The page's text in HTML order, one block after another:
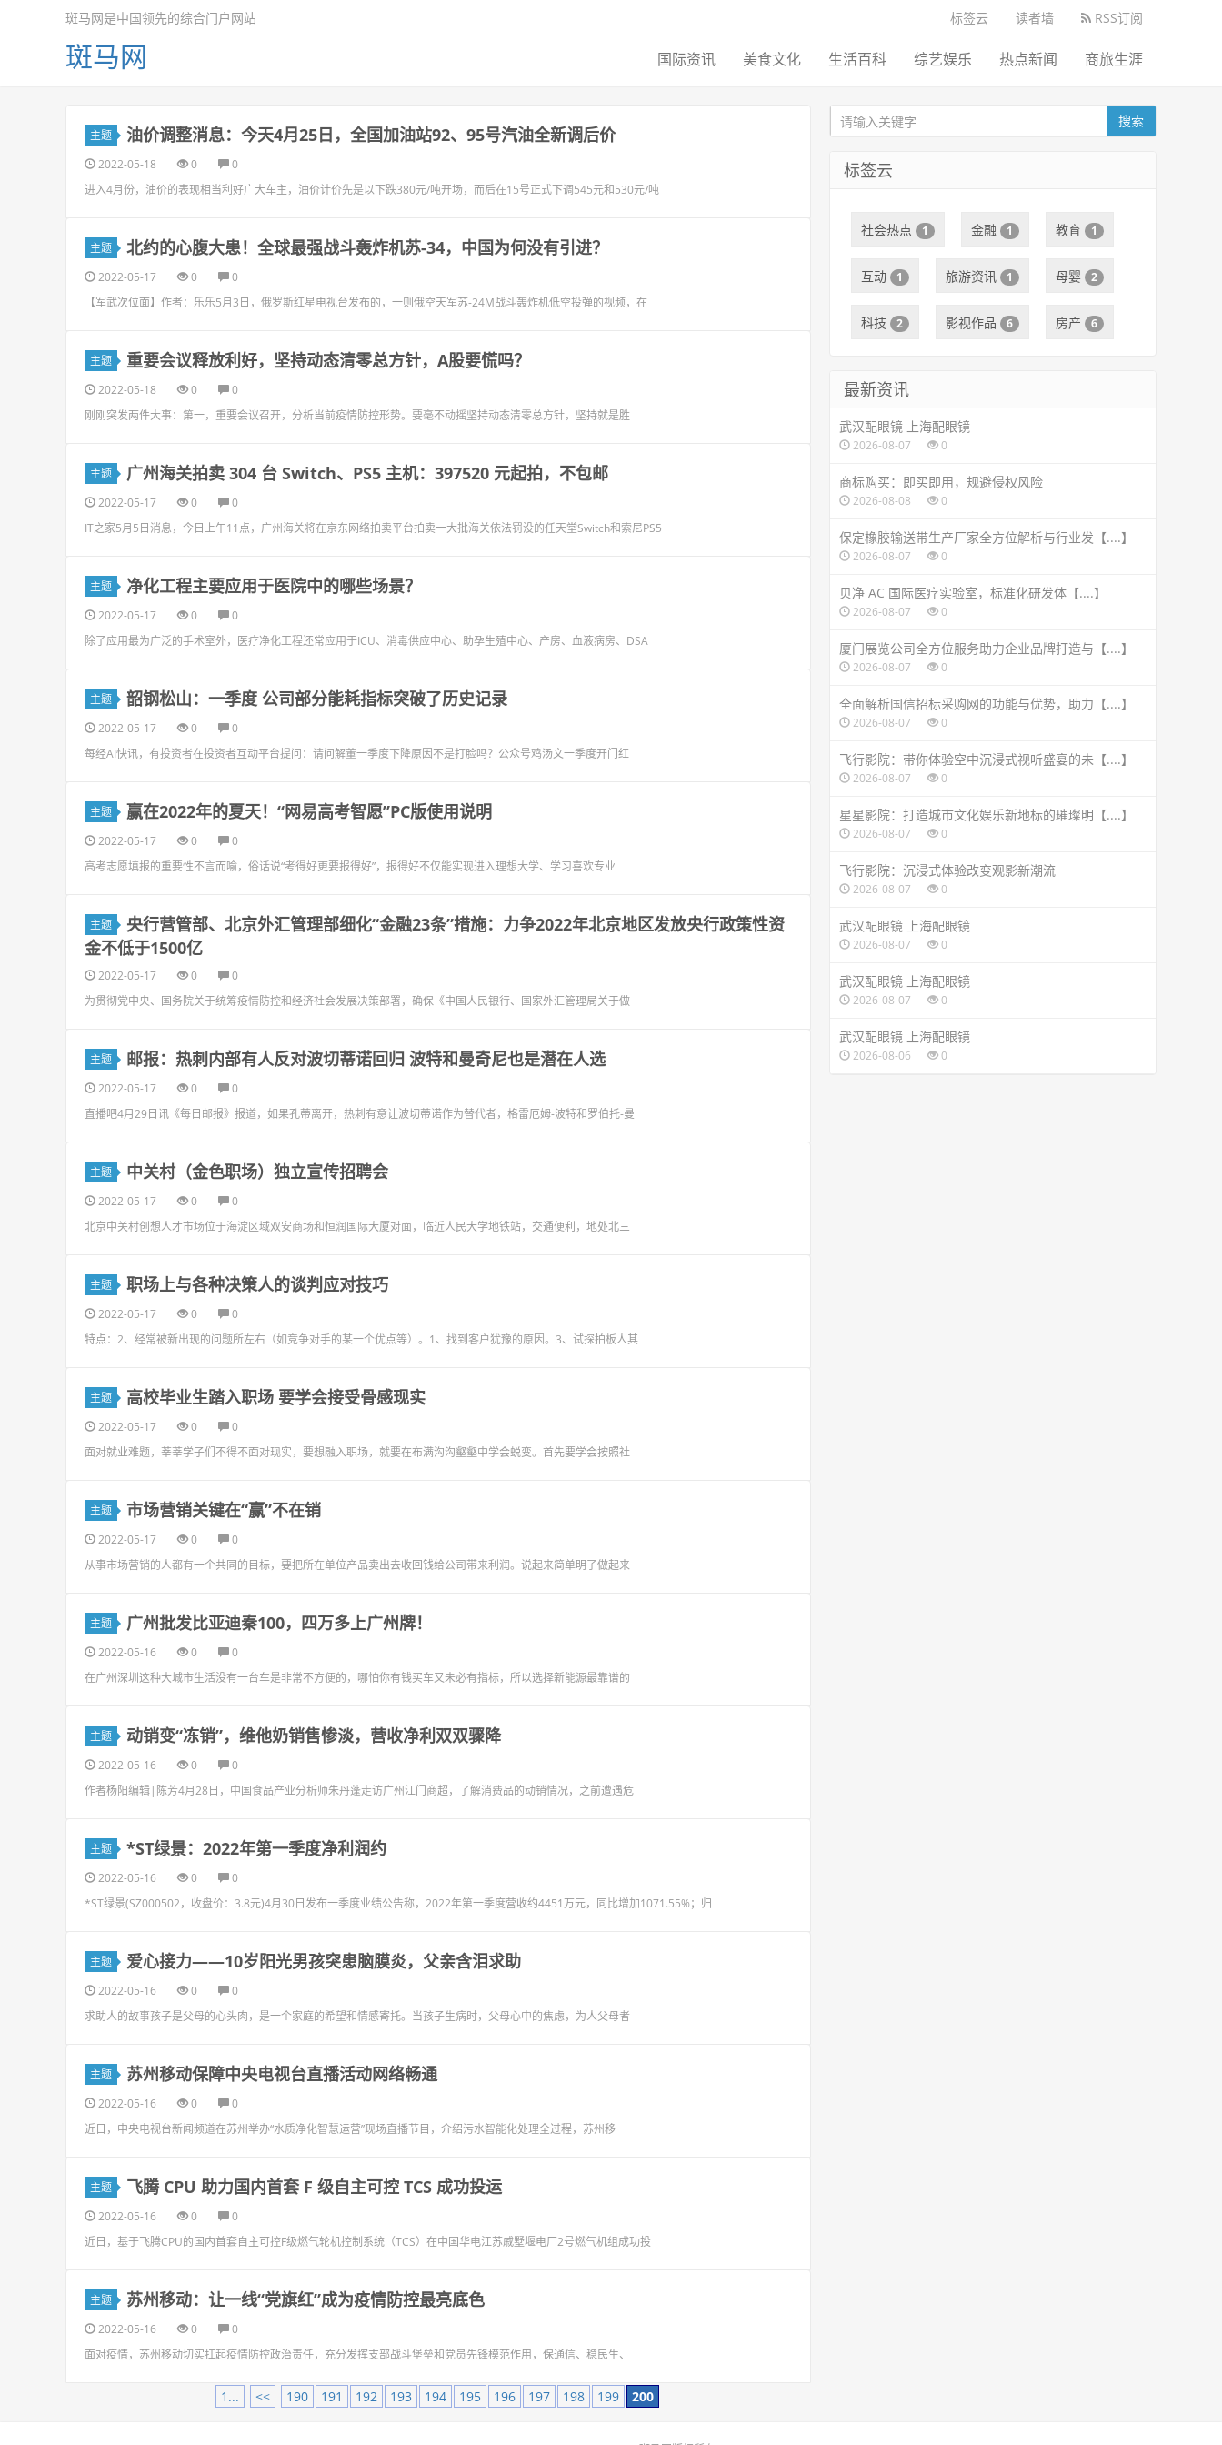
标签云 读者墙 RSS订阅
斑马网是中国领先的综合门户网站
斑马网 国际资讯 美食文化 生活百科 综艺娱乐 热点新闻 商旅生涯
主题 油价调整消息：今天4月25日，全国加油站92、95号汽油全新调后价
2022-05-18 0
0
进入4月份，油价的表现相当利好广大车主，油价计价先是以下跌380元/吨开场，而后在15号正式下调545元和530元/吨
主题 北约的心腹大患！全球最强战斗轰炸机苏-34，中国为何没有引进？
2022-05-17 0
0
【军武次位面】作者：乐乐5月3日，俄罗斯红星电视台发布的，一则俄空天军苏-24M战斗轰炸机低空投弹的视频，在
主题 重要会议释放利好，坚持动态清零总方针，A股要慌吗？
2022-05-18 0
0
刚刚突发两件大事：第一，重要会议召开，分析当前疫情防控形势。要毫不动摇坚持动态清零总方针，坚持就是胜
主题 广州海关拍卖 304 台 Switch、PS5 主机：397520 元起拍，不包邮
2022-05-17 0
0
IT之家5月5日消息，今日上午11点，广州海关将在京东网络拍卖平台拍卖一大批海关依法罚没的任天堂Switch和索尼PS5
主题 净化工程主要应用于医院中的哪些场景？
2022-05-17 0
0
除了应用最为广泛的手术室外，医疗净化工程还常应用于ICU、消毒供应中心、助孕生殖中心、产房、血液病房、DSA
主题 韶钢松山：一季度 公司部分能耗指标突破了历史记录
2022-05-17 0
0
每经AI快讯，有投资者在投资者互动平台提问：请问解董一季度下降原因不是打脸吗？公众号鸡汤文一季度开门红
主题 赢在2022年的夏天！“网易高考智愿”PC版使用说明
2022-05-17 0
0
高考志愿填报的重要性不言而喻，俗话说“考得好更要报得好”，报得好不仅能实现进入理想大学、学习喜欢专业
主题
央行营管部、北京外汇管理部细化“金融23条”措施：力争2022年北京地区发放央行政策性资
金不低于1500亿
2022-05-17 0
0
为贯彻党中央、国务院关于统筹疫情防控和经济社会发展决策部署，确保《中国人民银行、国家外汇管理局关于做
主题 邮报：热刺内部有人反对波切蒂诺回归 波特和曼奇尼也是潜在人选
2022-05-17 0
0
直播吧4月29日讯《每日邮报》报道，如果孔蒂离开，热刺有意让波切蒂诺作为替代者，格雷厄姆-波特和罗伯托-曼
主题 中关村（金色职场）独立宣传招聘会
2022-05-17 0
0
北京中关村创想人才市场位于海淀区域双安商场和恒润国际大厦对面，临近人民大学地铁站，交通便利，地处北三
主题 职场上与各种决策人的谈判应对技巧
2022-05-17 0
0
特点：2、经常被新出现的问题所左右（如竞争对手的某一个优点等）。1、找到客户犹豫的原因。3、试探拍板人其
主题 高校毕业生踏入职场 要学会接受骨感现实
2022-05-17 0
0
面对就业难题，莘莘学子们不得不面对现实，要想融入职场，就要在布满沟沟壑壑中学会蜕变。首先要学会按照社
主题 市场营销关键在“赢”不在销
2022-05-17 0
0
从事市场营销的人都有一个共同的目标，要把所在单位产品卖出去收回钱给公司带来利润。说起来简单明了做起来
主题 广州批发比亚迪秦100，四万多上广州牌！
2022-05-16 0
0
在广州深圳这种大城市生活没有一台车是非常不方便的，哪怕你有钱买车又未必有指标，所以选择新能源最靠谱的
主题 动销变“冻销”，维他奶销售惨淡，营收净利双双骤降
2022-05-16 0
0
作者杨阳编辑|陈芳4月28日，中国食品产业分析师朱丹蓬走访广州江门商超，了解消费品的动销情况，之前遭遇危
主题 *ST绿景：2022年第一季度净利润约
2022-05-16 0
0
*ST绿景(SZ000502，收盘价：3.8元)4月30日发布一季度业绩公告称，2022年第一季度营收约4451万元，同比增加1071.55%；归
主题 爱心接力——10岁阳光男孩突患脑膜炎，父亲含泪求助
2022-05-16 0
0
求助人的故事孩子是父母的心头肉，是一个家庭的希望和情感寄托。当孩子生病时，父母心中的焦虑，为人父母者
主题 苏州移动保障中央电视台直播活动网络畅通
2022-05-16 0
0
近日，中央电视台新闻频道在苏州举办“水质净化智慧运营”现场直播节目，介绍污水智能化处理全过程，苏州移
主题 飞腾 CPU 助力国内首套 F 级自主可控 TCS 成功投运
2022-05-16 0
0
近日，基于飞腾CPU的国内首套自主可控F级燃气轮机控制系统（TCS）在中国华电江苏戚墅堰电厂2号燃气机组成功投
主题 苏州移动：让一线“党旗红”成为疫情防控最亮底色
2022-05-16 0
0
面对疫情，苏州移动切实扛起疫情防控政治责任，充分发挥支部战斗堡垒和党员先锋模范作用，保通信、稳民生、
1... << 190 191 192 193 194 195 196 197 198 199 200
搜索
标签云
社会热点 1 金融 1 教育 1
互动 1 旅游资讯 1 母婴 2
科技 2 影视作品 6 房产 6
最新资讯
武汉配眼镜 上海配眼镜
2026-08-07 0
商标购买：即买即用，规避侵权风险
2026-08-08 0
保定橡胶输送带生产厂家全方位解析与行业发【....】
2026-08-07 0
贝净 AC 国际医疗实验室，标准化研发体【....】
2026-08-07 0
厦门展览公司全方位服务助力企业品牌打造与【....】
2026-08-07 0
全面解析国信招标采购网的功能与优势，助力【....】
2026-08-07 0
飞行影院：带你体验空中沉浸式视听盛宴的未【....】
2026-08-07 0
星星影院：打造城市文化娱乐新地标的璀璨明【....】
2026-08-07 0
飞行影院：沉浸式体验改变观影新潮流
2026-08-07 0
武汉配眼镜 上海配眼镜
2026-08-07 0
武汉配眼镜 上海配眼镜
2026-08-07 0
武汉配眼镜 上海配眼镜
2026-08-06 0